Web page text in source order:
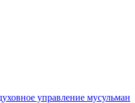
управление мусульман